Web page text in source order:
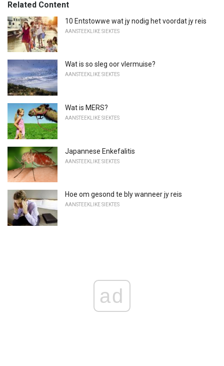
Related Content
10 Entstowwe wat jy nodig het voordat jy reis
AANSTEEKLIKE SIEKTES
Wat is so sleg oor vlermuise?
AANSTEEKLIKE SIEKTES
Wat is MERS?
AANSTEEKLIKE SIEKTES
Japannese Enkefalitis
AANSTEEKLIKE SIEKTES
Hoe om gesond te bly wanneer jy reis
AANSTEEKLIKE SIEKTES
ad